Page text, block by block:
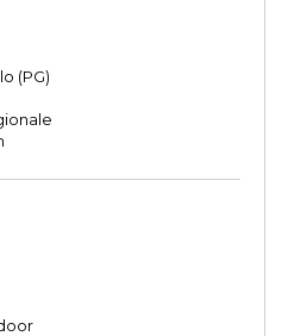
(PG)